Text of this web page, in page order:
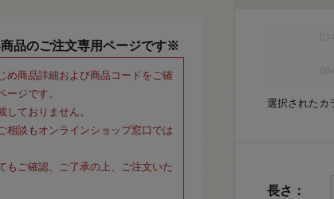
品のご注文専用ページです※
め商品詳細および商品コードをご確
ジです。
ておりません。
相談もオンラインショップ窓口では
もご確認、ご了承の上、ご注文いた
選択されたカ
長さ：